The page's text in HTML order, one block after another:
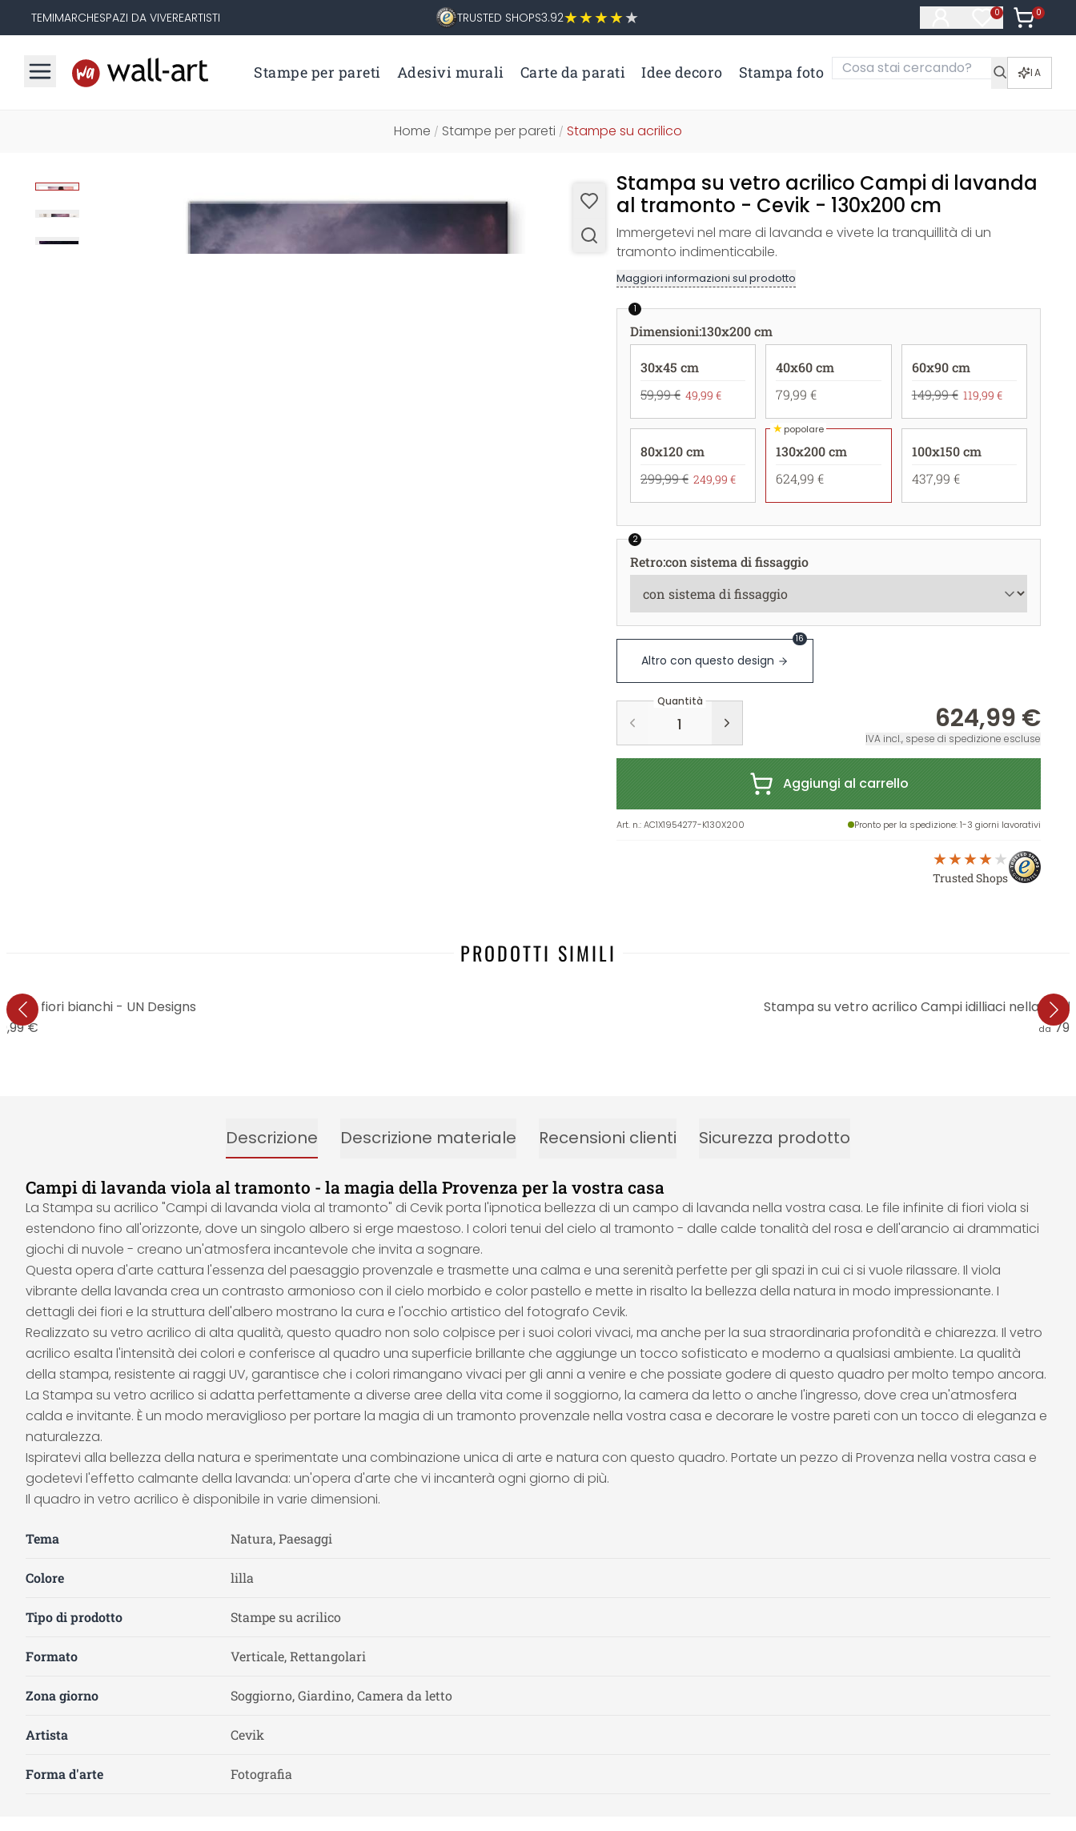
TEMIMARCHESPAZI DA VIVEREARTISTI TRUSTED SHOPS3.92 0
Articoli nella
0
Articoli
Stampe per pareti Adesivi murali Carte da parati Idee decoro Stampa foto IA
Home / Stampe per pareti / Stampe su acrilico
Stampa su vetro acrilico Campi di lavanda
al tramonto - Cevik - 130x200 cm
Immergetevi nel mare di lavanda e vivete la tranquillità di un
tramonto indimenticabile.
Maggiori informazioni sul prodotto
1
Dimensioni:130x200 cm
30x45 cm
59,99 € 49,99 €
40x60 cm
79,99 €
60x90 cm
149,99 € 119,99 €
80x120 cm
299,99 € 249,99 €
★popolare
130x200 cm
624,99 €
100x150 cm
437,99 €
2
Retro:con sistema di fissaggio
Altro con questo design
16
Quantità
624,99 €
IVA incl., spese di spedizione escluse
Aggiungi al carrello
Art. n.:AC1X1954277-K130X200 Pronto per la spedizione: 1-3 giorni lavorativi
Trusted Shops
PRODOTTI SIMILI
tra fiori bianchi - UN Designs
€
Stampa su vetro acrilico Campi idilliaci nella
da
Descrizione Descrizione materiale Recensioni clienti Sicurezza prodotto
Campi di lavanda viola al tramonto - la magia della Provenza per la vostra casa
La Stampa su acrilico "Campi di lavanda viola al tramonto" di Cevik porta l'ipnotica bellezza di un campo di lavanda nella vostra casa. Le file infinite di fiori viola si
estendono fino all'orizzonte, dove un singolo albero si erge maestoso. I colori tenui del cielo al tramonto - dalle calde tonalità del rosa e dell'arancio ai drammatici
giochi di nuvole - creano un'atmosfera incantevole che invita a sognare.
Questa opera d'arte cattura l'essenza del paesaggio provenzale e trasmette una calma e una serenità perfette per gli spazi in cui ci si vuole rilassare. Il viola
vibrante della lavanda crea un contrasto armonioso con il cielo morbido e color pastello e mette in risalto la bellezza della natura in modo impressionante. I
dettagli dei fiori e la struttura dell'albero mostrano la cura e l'occhio artistico del fotografo Cevik.
Realizzato su vetro acrilico di alta qualità, questo quadro non solo colpisce per i suoi colori vivaci, ma anche per la sua straordinaria profondità e chiarezza. Il vetro
acrilico esalta l'intensità dei colori e conferisce al quadro una superficie brillante che aggiunge un tocco sofisticato e moderno a qualsiasi ambiente. La qualità
della stampa, resistente ai raggi UV, garantisce che i colori rimangano vivaci per gli anni a venire e che possiate godere di questo quadro per molto tempo ancora.
La Stampa su vetro acrilico si adatta perfettamente a diverse aree della vita come il soggiorno, la camera da letto o anche l'ingresso, dove crea un'atmosfera
calda e invitante. È un modo meraviglioso per portare la magia di un tramonto provenzale nella vostra casa e decorare le vostre pareti con un tocco di eleganza e
naturalezza.
Ispiratevi alla bellezza della natura e sperimentate una combinazione unica di arte e natura con questo quadro. Portate un pezzo di Provenza nella vostra casa e
godetevi l'effetto calmante della lavanda: un'opera d'arte che vi incanterà ogni giorno di più.
Il quadro in vetro acrilico è disponibile in varie dimensioni.
Tema Natura, Paesaggi
Colore lilla
Tipo di prodotto Stampe su acrilico
Formato Verticale, Rettangolari
Zona giorno Soggiorno, Giardino, Camera da letto
Artista Cevik
Forma d'arte Fotografia